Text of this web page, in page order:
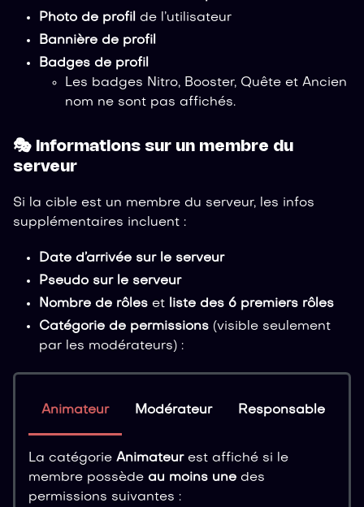
Photo de profil de l’utilisateur
Bannière de profil
Badges de profil
Les badges Nitro, Booster, Quête et Ancien
nom ne sont pas affichés.
🎭 Informations sur un membre du
serveur
Si la cible est un membre du serveur, les infos
supplémentaires incluent :
Date d’arrivée sur le serveur
Pseudo sur le serveur
Nombre de rôles et liste des 6 premiers rôles
Catégorie de permissions (visible seulement
par les modérateurs) :
Animateur Modérateur Responsable
La catégorie Animateurest affiché si le
membre possède au moins une des
permissions suivantes :